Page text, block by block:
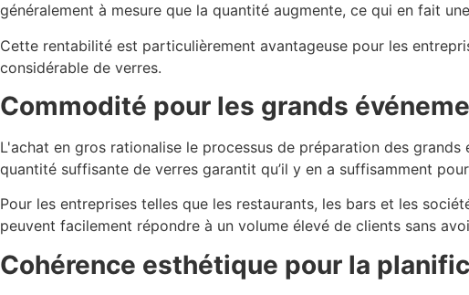
généralement à mesure que la quantité augmente, ce qui en fait
Cette rentabilité est particulièrement avantageuse pour les
considérable de verres.
Commodité pour les grands
L'achat en gros rationalise le processus de préparation des
quantité suffisante de verres garantit qu’il y en a suffisamment
Pour les entreprises telles que les restaurants, les bars et les
peuvent facilement répondre à un volume élevé de clients sans
Cohérence esthétique pour la